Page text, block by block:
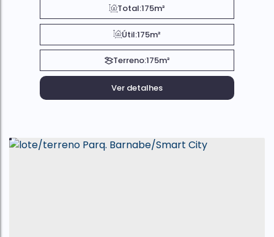
Total:175m²
Útil:175m²
Terreno:175m²
Ver detalhes